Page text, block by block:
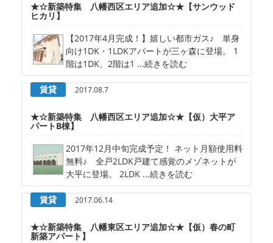
★☆新築特集 八幡西区エリア追加☆★【サンウッド
ヒカリ】
【2017年4月完成！】嬉しい都市ガス♪ 単身
向け1DK・1LDKアパートが三ヶ森に登場。 1
階は1DK、2階は1 ...続きを読む
賃貸 2017.08.7
★☆新築特集 八幡西区エリア追加☆★【仮）大平ア
パートB棟】
2017年12月中旬完成予定！ ネット月額使用料
無料♪ 全戸2LDK戸建て感覚のメゾネットが
大平に登場。 2LDK ...続きを読む
賃貸 2017.06.14
★☆新築特集 八幡東区エリア追加☆★【仮）春の町
新築アパート】